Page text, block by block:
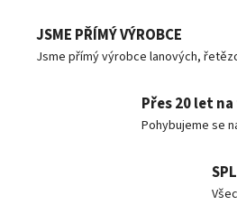
JSME PŘÍMÝ VÝROBCE
Jsme přímý výrobce lanových,
Přes 20 let
Pohybujeme se